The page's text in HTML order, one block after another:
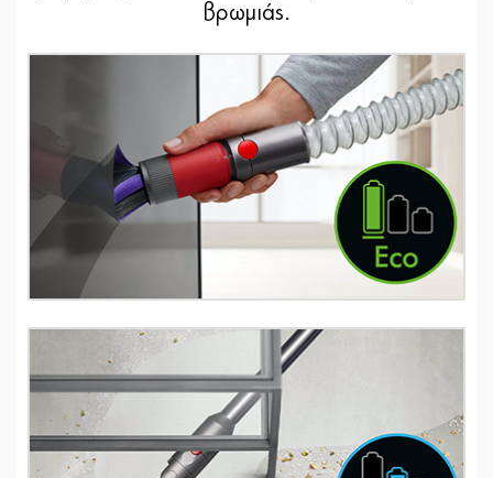
βρωμιάς.